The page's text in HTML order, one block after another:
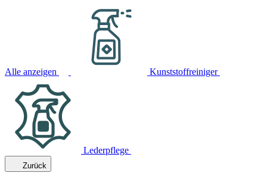
Alle anzeigen Kunststoffreiniger
Lederpflege
Zurück